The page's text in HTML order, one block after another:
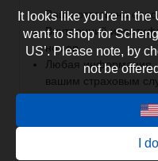
It looks like you're in
want to shop for
US’. Please note, by
not be
I
Ваши ответы на
Внутренний
номер
Любая информация,
вашим страховым
которая может
контекст вашей
или